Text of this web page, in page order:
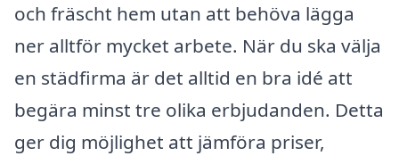
och fräscht hem utan att behöva lägga
ner alltför mycket arbete. När du ska välja
en städfirma är det alltid en bra idé att
begära minst tre olika erbjudanden. Detta
ger dig möjlighet att jämföra priser,